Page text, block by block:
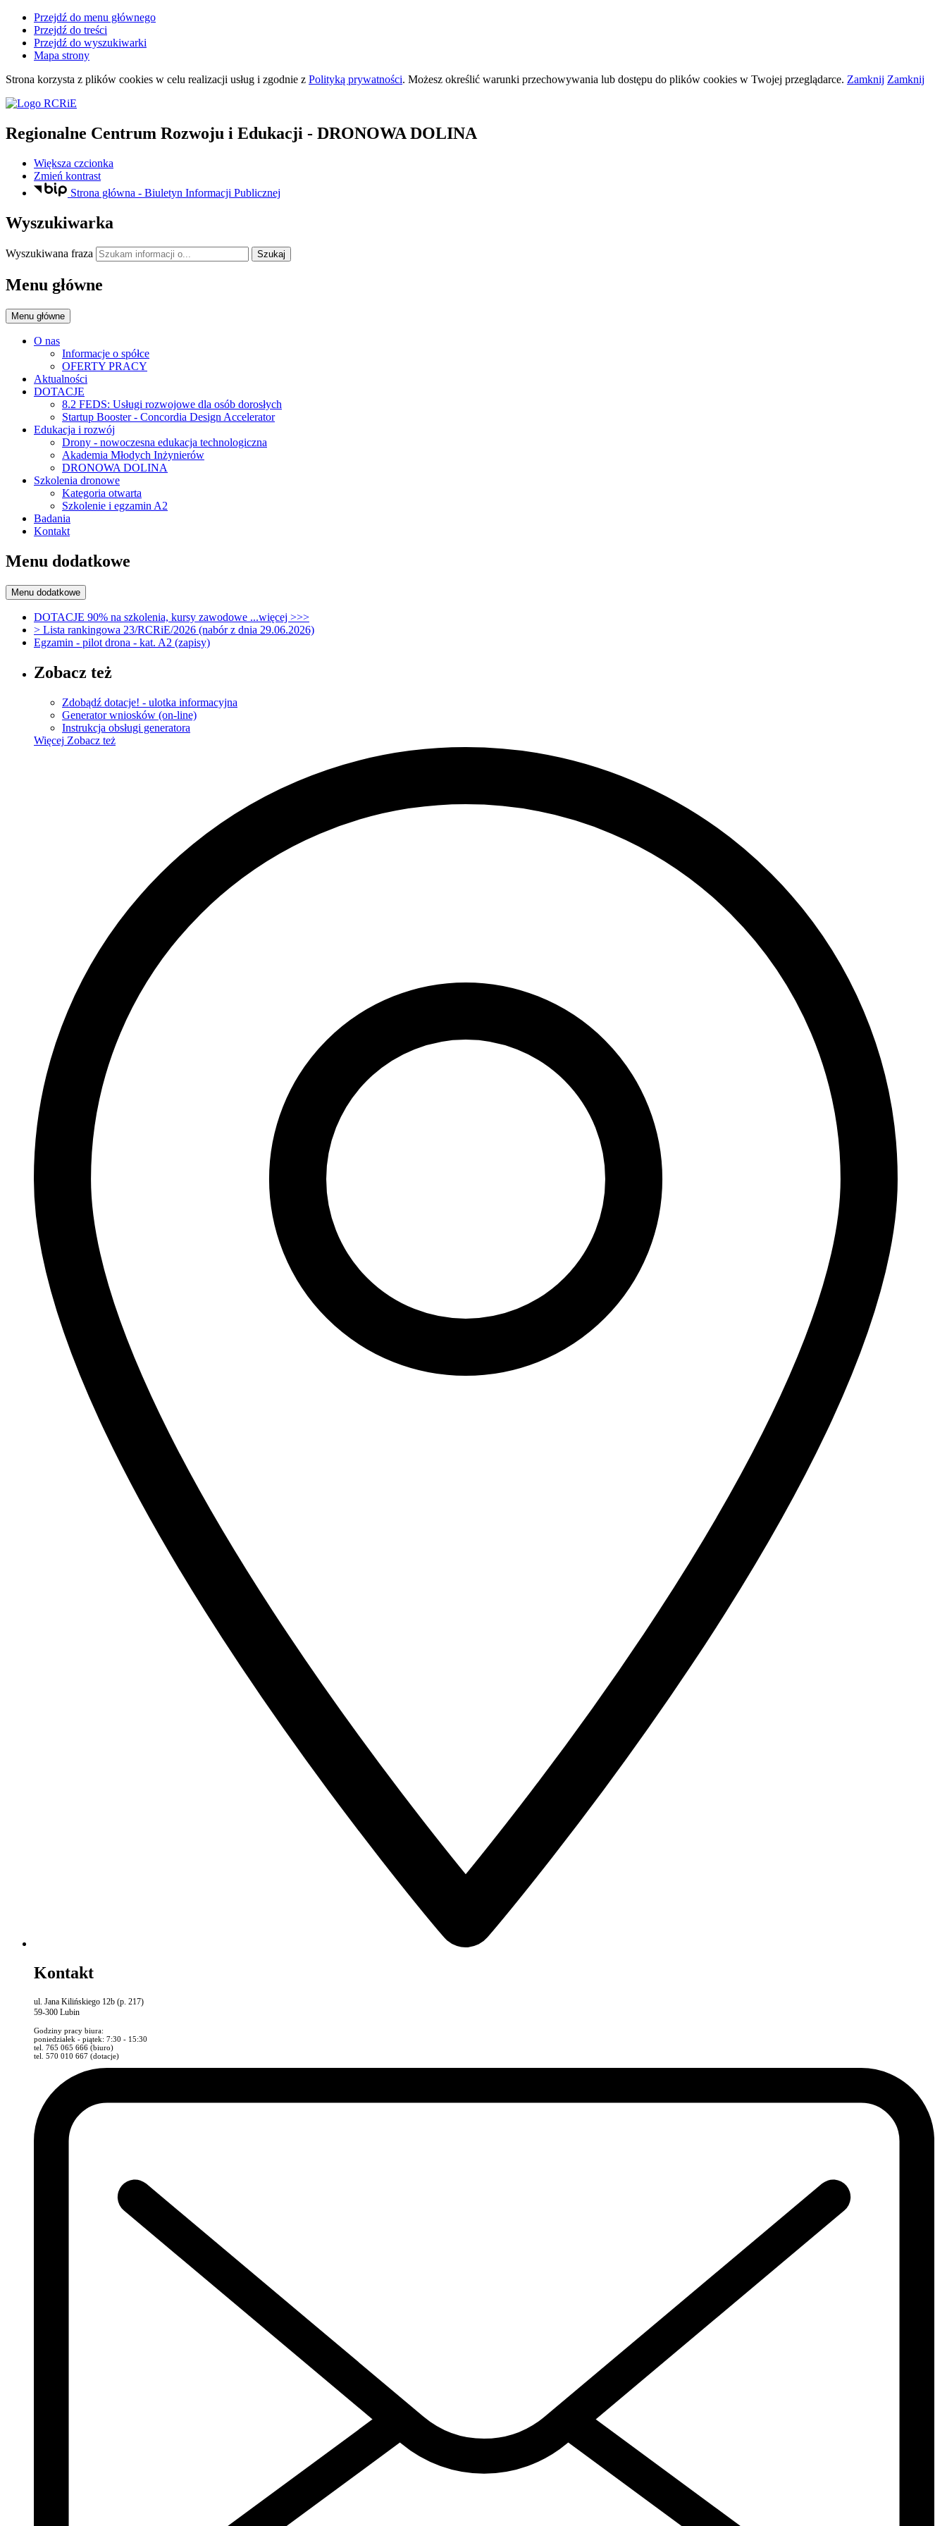
Przejdź do menu głównego
Przejdź do treści
Przejdź do wyszukiwarki
Mapa strony
Strona korzysta z plików cookies w celu realizacji usług i zgodnie z Polityką prywatności. Możesz określić warunki przechowywania lub dostępu do plików cookies w Twojej przeglądarce. Zamknij Zamknij
Regionalne Centrum Rozwoju i Edukacji - DRONOWA DOLINA
Większa czcionka
Zmień kontrast
Strona główna - Biuletyn Informacji Publicznej
Wyszukiwarka
Wyszukiwana fraza Szukaj
Menu główne
Menu główne
O nas
Informacje o spółce
OFERTY PRACY
Aktualności
DOTACJE
8.2 FEDS: Usługi rozwojowe dla osób dorosłych
Startup Booster - Concordia Design Accelerator
Edukacja i rozwój
Drony - nowoczesna edukacja technologiczna
Akademia Młodych Inżynierów
DRONOWA DOLINA
Szkolenia dronowe
Kategoria otwarta
Szkolenie i egzamin A2
Badania
Kontakt
Menu dodatkowe
Menu dodatkowe
DOTACJE 90% na szkolenia, kursy zawodowe ...więcej >>>
> Lista rankingowa 23/RCRiE/2026 (nabór z dnia 29.06.2026)
Egzamin - pilot drona - kat. A2 (zapisy)
Zobacz też
Zdobądź dotacje! - ulotka informacyjna
Generator wniosków (on-line)
Instrukcja obsługi generatora
Więcej Zobacz też
Kontakt
ul. Jana Kilińskiego 12b (p. 217)
59-300 Lubin
Godziny pracy biura:
poniedziałek - piątek: 7:30 - 15:30
tel. 765 065 666 (biuro)
tel. 570 010 667 (dotacje)